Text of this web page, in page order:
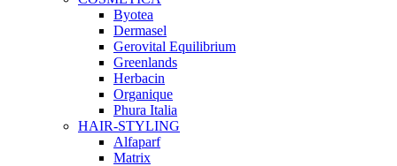
Byotea
Dermasel
Gerovital Equilibrium
Greenlands
Herbacin
Organique
Phura Italia
HAIR-STYLING
Alfaparf
Matrix